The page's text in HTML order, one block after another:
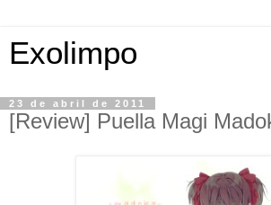
Exolimpo
23 de abril de 2011
[Review] Puella Magi